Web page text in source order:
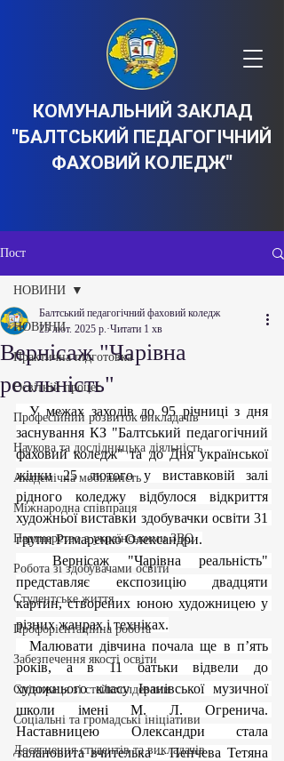
КОМУНАЛЬНИЙ ЗАКЛАД
"БАЛТСЬКИЙ ПЕДАГОГІЧНИЙ
ФАХОВИЙ КОЛЕДЖ"
Пост
НОВИНИ
Практична підготовка
Освітній процес
Професійний розвиток викладачів
Наукова та дослідницька діяльність
Академічна мобільність
Міжнародна співпраця
Партнерство з українськими ЗВО
Робота зі здобувачами освіти
Студентське життя
Профорієнтаційна робота
Забезпечення якості освіти
Співпраця зі стейкхолдерами
Соціальні та громадські ініціативи
Досягнення студентів та викладачів
НОВИНИ
Вернісаж "Чарівна
реальність"
Балтський педагогічний фаховий коледж
25 лют. 2025 р. Читати 1 хв
  У межах заходів до 95 річниці з дня
заснування КЗ "Балтський педагогічний
фаховий коледж" та до Дня української
жінки 25 лютого у виставковій залі
рідного коледжу відбулося відкриття
художньої виставки здобувачки освіти 31
групи Римаренко Олександри.
  Вернісаж "Чарівна реальність"
представляє експозицію двадцяти
картин, створених юною художницею у
різних жанрах і техніках.
років, а в 11 батьки відвели до
художнього класу Іванівської музичної
школи імені М. Л. Огренича.
Наставницею Олександри стала
талановита вчителька – Пенчева Тетяна